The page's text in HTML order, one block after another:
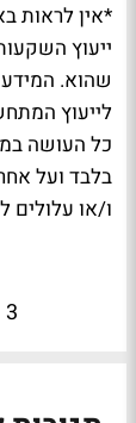
*אין לראות
ייעוץ
שהוא. המידע
לייעוץ
כל העושה
בלבד ועל
ו/או עלולים
3 תגובות